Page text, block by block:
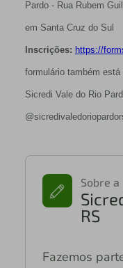
Pardo - Rua Rubem
em Santa Cruz do Sul
Inscrições: https://
formulário também
Sicredi Vale do Rio
Sobre a
RS
Fazemos